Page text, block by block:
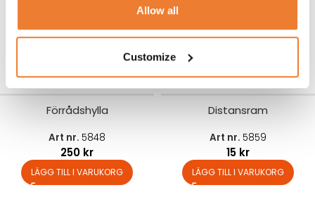
Allow all
Customize
600kr
Förrådshylla
Art nr. 5848
250 kr
LÄGG TILL I VARUKORG
Distansram
Art nr. 5859
15 kr
LÄGG TILL I VARUKORG